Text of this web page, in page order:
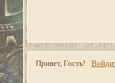
Привет, Гость!